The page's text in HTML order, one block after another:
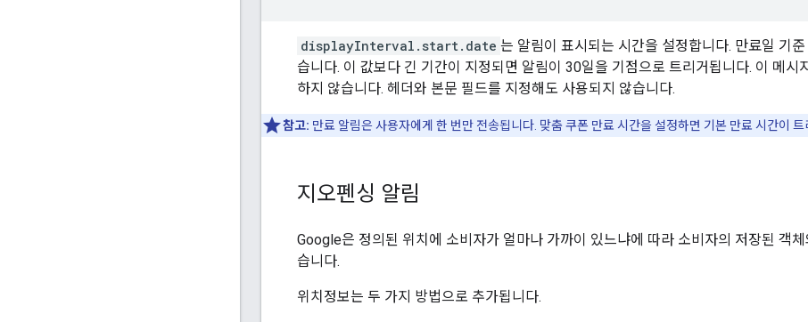
displayInterval.start.date 는 알림이 표시되는 시간을 설정합니다. 만료일 기
습니다. 이 값보다 긴 기간이 지정되면 알림이 30일을 기점으로 트리거됩니다. 이 메시
하지 않습니다. 헤더와 본문 필드를 지정해도 사용되지 않습니다.
참고: 만료 알림은 사용자에게 한 번만 전송됩니다. 맞춤 쿠폰 만료 시간을 설정하면 기본 만료 시간이 트
지오펜싱 알림
Google은 정의된 위치에 소비자가 얼마나 가까이 있느냐에 따라 소비자의 저장된 객
습니다.
위치정보는 두 가지 방법으로 추가됩니다.